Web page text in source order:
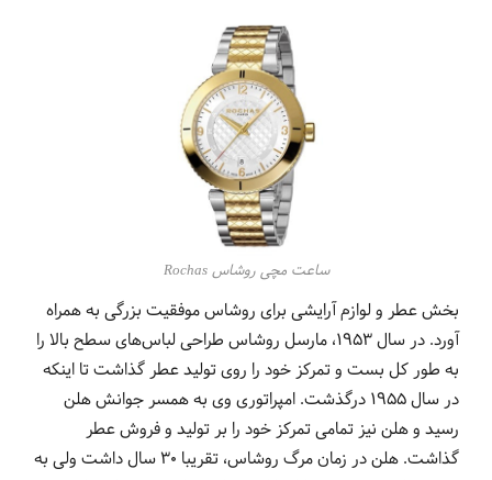
ساعت مچی روشاس Rochas
بخش عطر و لوازم آرایشی برای روشاس موفقیت بزرگی به همراه
آورد. در سال 1953، مارسل روشاس طراحی لباس‌های سطح بالا را
به طور کل بست و تمرکز خود را روی تولید عطر گذاشت تا اینکه
در سال 1955 درگذشت. امپراتوری وی به همسر جوانش هلن
رسید و هلن نیز تمامی تمرکز خود را بر تولید و فروش عطر
گذاشت. هلن در زمان مرگ روشاس، تقریبا 30 سال داشت ولی به